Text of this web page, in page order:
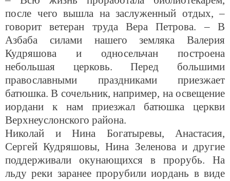
после чего вышла на заслуженный отдых, –
говорит ветеран труда Вера Петрова. – В
Азбаба силами нашего земляка Валерия
Кудряшова и односельчан построена
небольшая церковь. Перед большими
православными праздниками приезжает
батюшка. В сочельник, например, на освещение
иордани к нам приезжал батюшка церкви
Верхнеуслонского района.
Николай и Нина Богатыревы, Анастасия,
Сергей Кудряшовы, Нина Зеленова и другие
поддерживали окунающихся в прорубь. На
льду реки заранее прорубили иордань в виде